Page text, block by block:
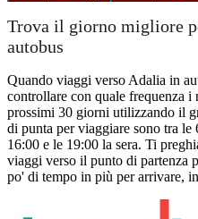
Trova il giorno migliore
autobus
Quando viaggi verso Adalia in
controllare con quale frequenza
prossimi 30 giorni utilizzando il
di punta per viaggiare sono tra
16:00 e le 19:00 la sera. Ti
viaggi verso il punto di partenza
po' di tempo in più per arrivare,